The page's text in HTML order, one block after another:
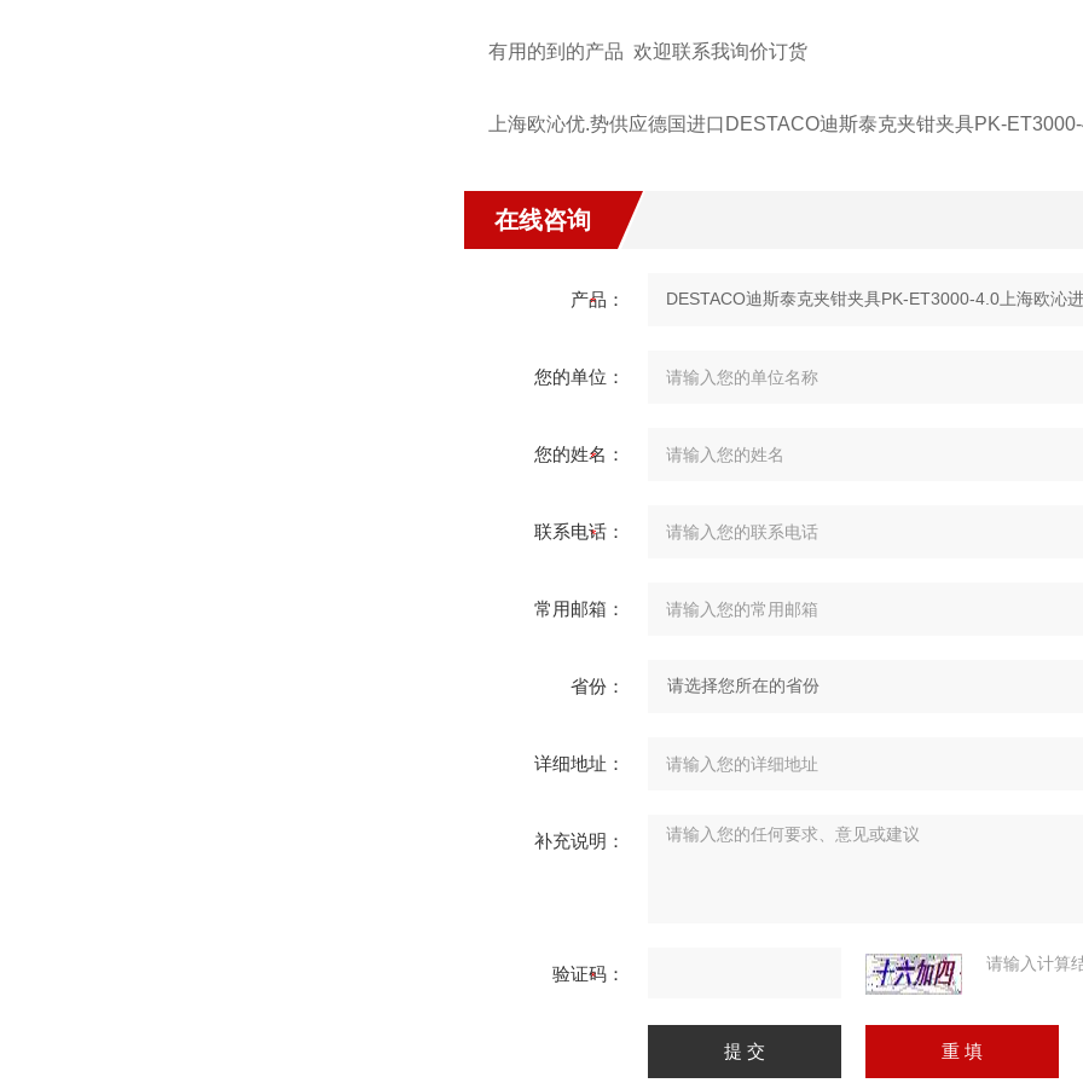
有用的到的产品 欢迎联系我询价订货
上海欧沁优.势供应德国进口DESTACO迪斯泰克夹钳夹具PK-
在线咨询
产品：
您的单位：
您的姓名：
联系电话：
常用邮箱：
省份：
详细地址：
补充说明：
验证码： 请输入计算